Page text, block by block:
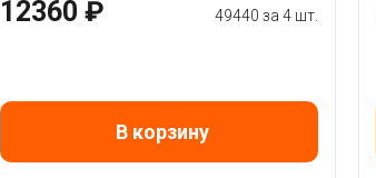
12360 ₽ 49440 за 4 шт.
В корзину